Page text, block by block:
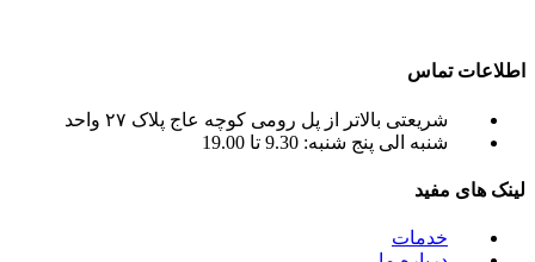
اطلاعات تماس
شریعتی بالاتر از پل رومی کوچه عاج پلاک ۲۷ واحد
شنبه الی پنج شنبه: 9.30 تا 19.00
لینک های مفید
خدمات